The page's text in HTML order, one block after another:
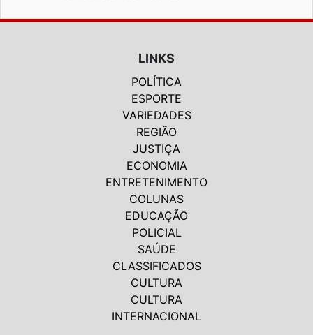
LINKS
POLÍTICA
ESPORTE
VARIEDADES
REGIÃO
JUSTIÇA
ECONOMIA
ENTRETENIMENTO
COLUNAS
EDUCAÇÃO
POLICIAL
SAÚDE
CLASSIFICADOS
CULTURA
CULTURA
INTERNACIONAL